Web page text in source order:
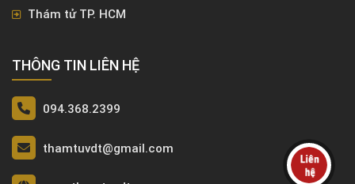
Thám tử TP. HCM
THÔNG TIN LIÊN HỆ
094.368.2399
thamtuvdt@gmail.com